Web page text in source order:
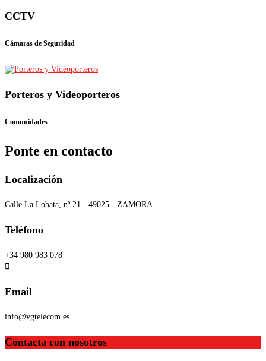
CCTV
Cámaras de Seguridad
Porteros y Videoporteros
Comunidades
Ponte en contacto
Localización
Calle La Lobata, nº 21 - 49025 - ZAMORA
Teléfono
+34 980 983 078
Email
info@vgtelecom.es
Contacta con nosotros